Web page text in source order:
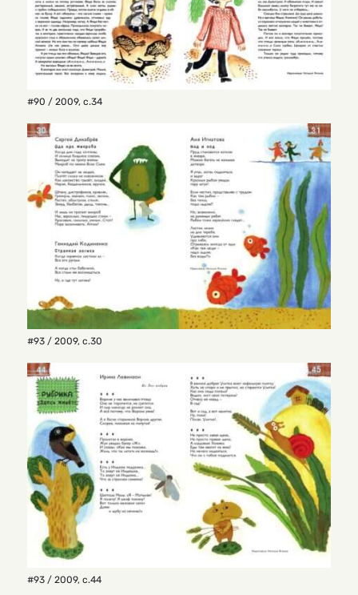
#90 / 2009, с.34
#93 / 2009, с.30
#93 / 2009, с.44